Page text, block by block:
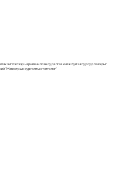
чиглэлээр нарийвчилсан судалгаа хийж буй залуу судлаачдыг
"Магистрын сургалтын тэтгэлэг"